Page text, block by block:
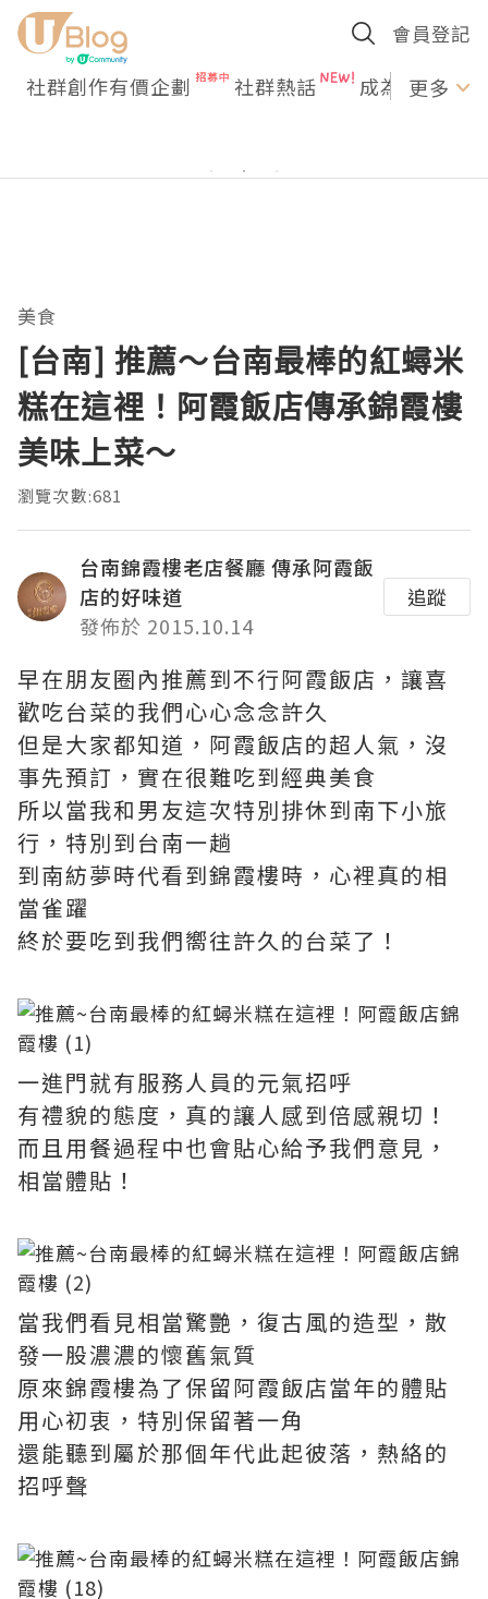
會員登記
社群創作有價企劃 社群熱話 成為U更多
美食
[台南] 推薦～台南最棒的紅蟳米
糕在這裡！阿霞飯店傳承錦霞樓
美味上菜～
瀏覽次數:681
台南錦霞樓老店餐廳 傳承阿霞飯
店的好味道
發佈於 2015.10.14
追蹤
早在朋友圈內推薦到不行阿霞飯店，讓喜
歡吃台菜的我們心心念念許久
但是大家都知道，阿霞飯店的超人氣，沒
事先預訂，實在很難吃到經典美食
所以當我和男友這次特別排休到南下小旅
行，特別到台南一趟
到南紡夢時代看到錦霞樓時，心裡真的相
當雀躍
終於要吃到我們嚮往許久的台菜了！
一進門就有服務人員的元氣招呼
有禮貌的態度，真的讓人感到倍感親切！
而且用餐過程中也會貼心給予我們意見，
相當體貼！
當我們看見相當驚艷，復古風的造型，散
發一股濃濃的懷舊氣質
原來錦霞樓為了保留阿霞飯店當年的體貼
用心初衷，特別保留著一角
還能聽到屬於那個年代此起彼落，熱絡的
招呼聲